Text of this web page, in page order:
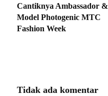
Cantiknya Ambassador &
Model Photogenic MTC
Fashion Week
Tidak ada komentar